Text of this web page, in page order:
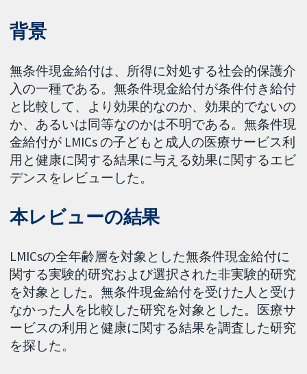
背景
無条件現金給付は、所得に対処する社会的保護介
入の一種である。無条件現金給付が条件付き給付
と比較して、より効果的なのか、効果的でないの
か、あるいは同等なのかは不明である。無条件現
金給付が LMICs の子どもと成人の医療サービス利
用と健康に関する結果に与える効果に関するエビ
デンスをレビューした。
本レビューの結果
LMICsの全年齢層を対象とした無条件現金給付に
関する実験的研究および選択された非実験的研究
を対象とした。無条件現金給付を受けた人と受け
なかった人を比較した研究を対象とした。医療サ
ービスの利用と健康に関する結果を調査した研究
を探した。